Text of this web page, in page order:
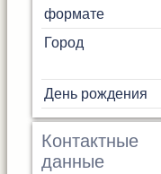
формате
Город
День рождения
Контактные
данные